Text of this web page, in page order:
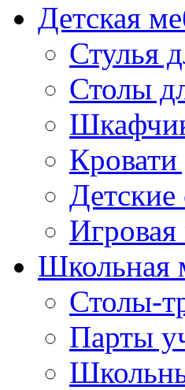
Детская
Стулья
Столы
Кровати
Детские
Игровая
Школьная
Столы-
Парты